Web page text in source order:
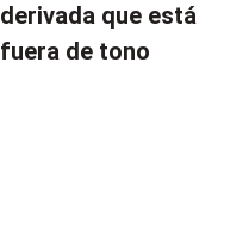
derivada que está
fuera de tono